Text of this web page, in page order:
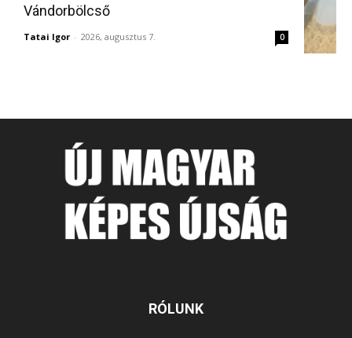
Vándorbölcső
Tatai Igor - 2026, augusztus 7. 0
RÓLUNK